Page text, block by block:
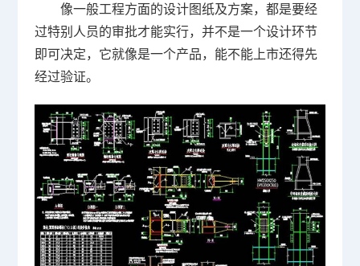
像一般工程方面的设计图纸及方案，都是要经
过特别人员的审批才能实行，并不是一个设计环节
即可决定，它就像是一个产品，能不能上市还得先
经过验证。